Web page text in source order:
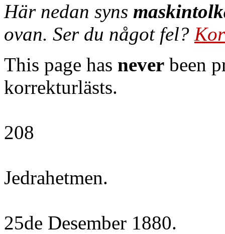
Här nedan syns
ovan. Ser du något fel?
This page has never been
korrekturlästs.
208
Jedrahetmen.
25de Desember 1880.